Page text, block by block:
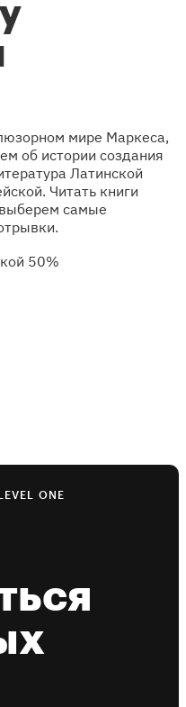
мире Маркеса,
об истории создания
Латинской
Читать книги
самые
50%
ONE